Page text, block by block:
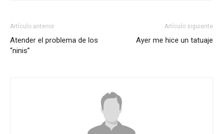
Artículo anterior
Atender el problema de los
“ninis”
Artículo siguiente
Ayer me hice un tatuaje